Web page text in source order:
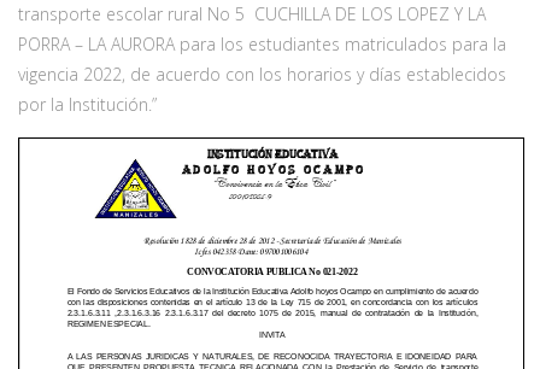
transporte escolar rural No 5 CUCHILLA DE LOS LOPEZ Y LA
PORRA – LA AURORA para los estudiantes matriculados para la
vigencia 2022, de acuerdo con los horarios y días establecidos
por la Institución.”